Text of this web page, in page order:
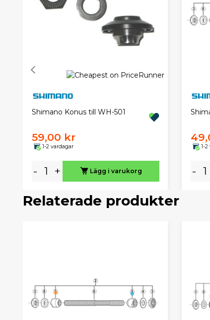
Shimano Konus till WH-501
59,00 kr
1-2 vardagar
- + Lägg i varukorg
1-2
-
Relaterade produkter